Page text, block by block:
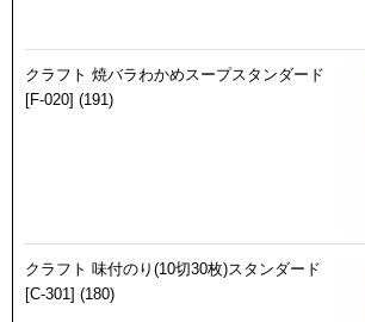
クラフト 焼バラわかめスープスタンダード
[F-020] (191)
クラフト 味付のり(10切30枚)スタンダード
[C-301] (180)